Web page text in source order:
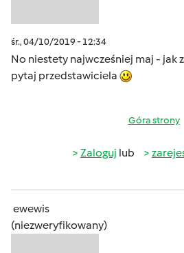
śr., 04/10/2019 - 12:34
No niestety najwcześniej maj - jak
pytaj przedstawiciela
Góra strony
Zaloguj lub
ewewis
(niezweryfikowany)